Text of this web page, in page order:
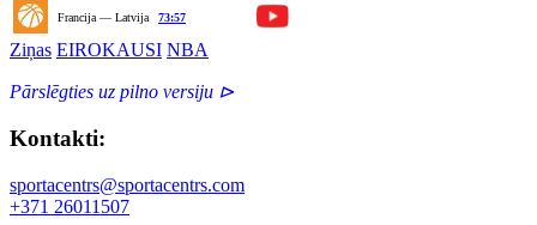
Francija — Latvija 73:57
Ziņas EIROKAUSI NBA
Pārslēgties uz pilno versiju ⊳
Kontakti:
sportacentrs@sportacentrs.com
+371 26011507